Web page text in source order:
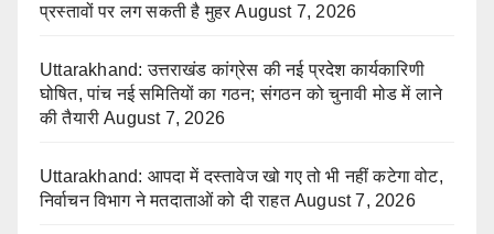
प्रस्तावों पर लग सकती है मुहर August 7, 2026
Uttarakhand: उत्तराखंड कांग्रेस की नई प्रदेश कार्यकारिणी
घोषित, पांच नई समितियों का गठन; संगठन को चुनावी मोड में लाने
की तैयारी August 7, 2026
Uttarakhand: आपदा में दस्तावेज खो गए तो भी नहीं कटेगा वोट,
निर्वाचन विभाग ने मतदाताओं को दी राहत August 7, 2026